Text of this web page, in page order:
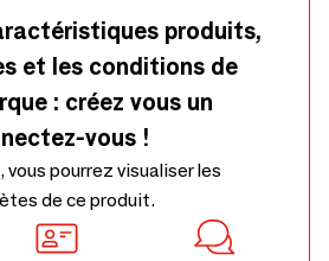
complétez votre collection
qui mettent en avant le
de nos régions de France. -
produits,
et les conditions de
: créez vous un
vous !
vous pourrez visualiser les
de ce produit.